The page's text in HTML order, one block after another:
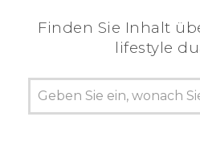
Finden Sie Inhalt
lifestyle